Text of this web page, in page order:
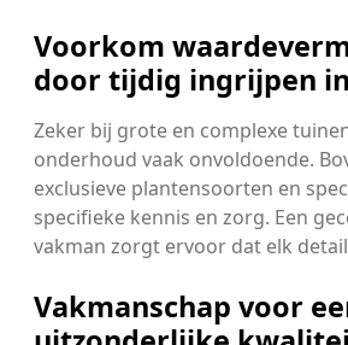
Voorkom
door tijdig ingrijpen
Zeker bij grote en complexe
onderhoud vaak onvoldoende.
exclusieve plantensoorten en
specifieke kennis en zorg. Een
vakman zorgt ervoor dat elk
Vakmanschap voor